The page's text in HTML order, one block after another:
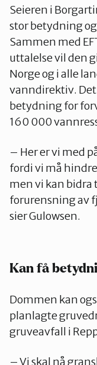
Seieren i
stor betydning
Sammen med
uttalelse vil den
Norge og i alle
vanndirektiv.
betydning for
160 000
– Her er vi med
fordi vi må
men vi kan
forurensning av
sier Gulowsen.
Kan få
Dommen kan
planlagte
gruveavfall i
– Vi skal nå